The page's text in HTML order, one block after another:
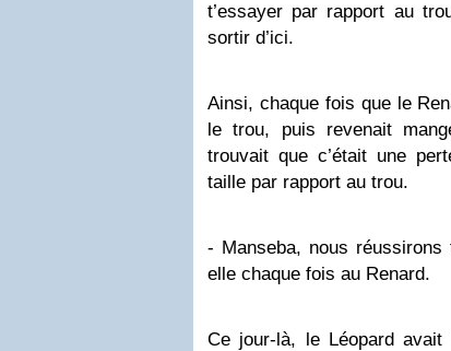
t’essayer par rapport au
sortir d’ici.
Ainsi, chaque fois que le
le trou, puis revenait
trouvait que c’était une
taille par rapport au trou.
- Manseba, nous réussirons
elle chaque fois au Renard.
Ce jour-là, le Léopard